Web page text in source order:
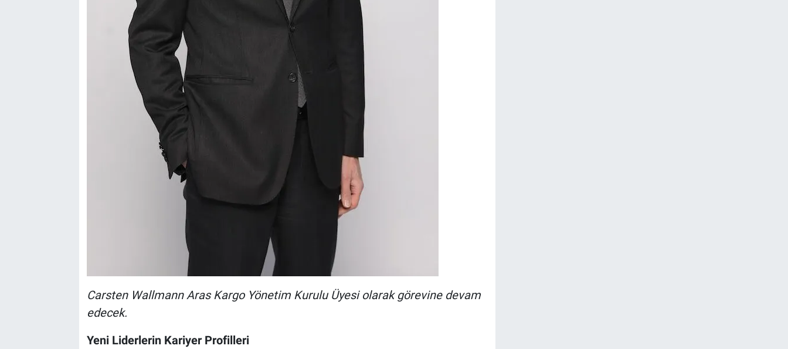
Carsten Wallmann Aras Kargo Yönetim Kurulu Üyesi olarak görevine devam
edecek.
Yeni Liderlerin Kariyer Profilleri